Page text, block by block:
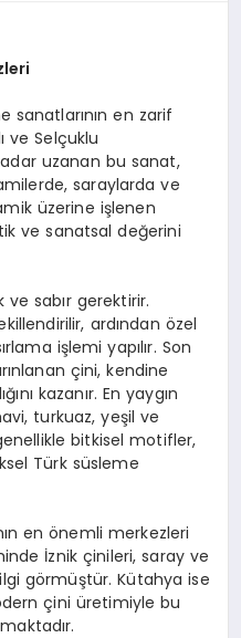
sanatlarının en zarif
ve Selçuklu
uzanan bu sanat,
saraylarda ve
üzerine işlenen
ve sanatsal değerini
sabır gerektirir.
ardından özel
işlemi yapılır. Son
çini, kendine
kazanır. En yaygın
turkuaz, yeşil ve
bitkisel motifler,
Türk süsleme
en önemli merkezleri
İznik çinileri, saray ve
görmüştür. Kütahya ise
çini üretimiyle bu